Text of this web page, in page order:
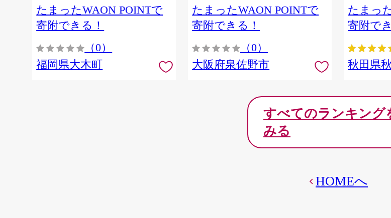
たまったWAON POINTで
寄附できる！
（0）
福岡県大木町
たまったWAON POINTで
寄附できる！
（0）
大阪府泉佐野市
たまっ
寄附で
秋田県
すべてのランキング
みる
HOMEへ